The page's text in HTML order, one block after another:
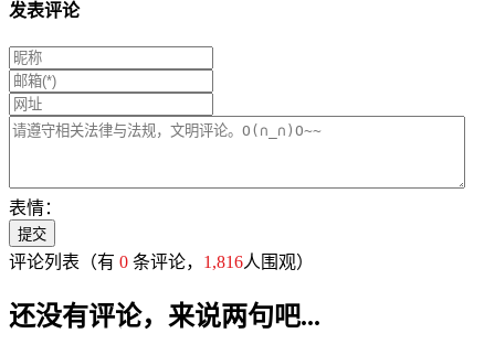
发表评论
表情：
评论列表 （有 0 条评论， 1,816人围观）
还没有评论，来说两句吧...